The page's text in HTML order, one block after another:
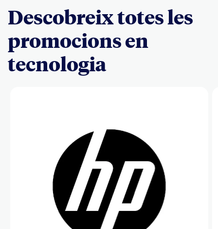
Descobreix totes les
promocions en
tecnologia